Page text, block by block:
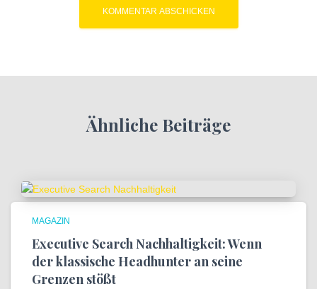
Ähnliche Beiträge
MAGAZIN
Executive Search Nachhaltigkeit: Wenn
der klassische Headhunter an seine
Grenzen stößt